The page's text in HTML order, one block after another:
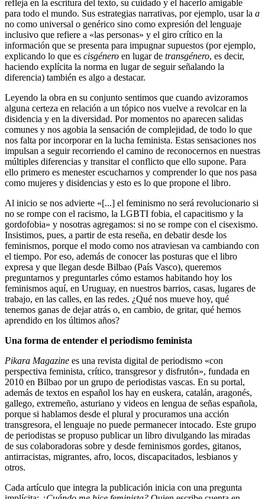
refleja en la escritura del texto, su cuidado y el hacerlo amigable
para todo el mundo. Sus estrategias narrativas, por ejemplo, usar la a
no como universal o genérico sino como expresión del lenguaje
inclusivo que refiere a «las personas» y el giro crítico en la
información que se presenta para impugnar supuestos (por ejemplo,
explicando lo que es cisgénero en lugar de transgénero, es decir,
haciendo explícita la norma en lugar de seguir señalando la
diferencia) también es algo a destacar.
Leyendo la obra en su conjunto sentimos que cuando avizoramos
alguna certeza en relación a un tópico nos vuelve a revolcar en la
disidencia y en la diversidad. Por momentos no aparecen salidas
comunes y nos agobia la sensación de complejidad, de todo lo que
nos falta por incorporar en la lucha feminista. Estas sensaciones nos
impulsan a seguir recorriendo el camino de reconocernos en nuestras
múltiples diferencias y transitar el conflicto que ello supone. Para
ello primero es menester escucharnos y comprender lo que nos pasa
como mujeres y disidencias y esto es lo que propone el libro.
Al inicio se nos advierte «[...] el feminismo no será revolucionario si
no se rompe con el racismo, la LGBTI fobia, el capacitismo y la
gordofobia» y nosotras agregamos: si no se rompe con el cisexismo.
Insistimos, pues, a partir de esta reseña, en debatir desde los
feminismos, porque el modo como nos atraviesan va cambiando con
el tiempo. Por eso, además de conocer las posturas que el libro
expresa y que llegan desde Bilbao (País Vasco), queremos
preguntarnos y preguntarles cómo estamos habitando hoy los
feminismos aquí, en Uruguay, en nuestros barrios, casas, lugares de
trabajo, en las calles, en las redes. ¿Qué nos mueve hoy, qué
tenemos ganas de dejar atrás o, en cambio, de gritar, qué hemos
aprendido en los últimos años?
Una forma de entender el periodismo feminista
Pikara Magazine es una revista digital de periodismo «con
perspectiva feminista, crítico, transgresor y disfrutón», fundada en
2010 en Bilbao por un grupo de periodistas vascas. En su portal,
además de textos en español los hay en euskera, catalán, aragonés,
gallego, extremeño, asturiano y videos en lengua de señas española,
porque si hablamos desde el plural y procuramos una acción
transgresora, el lenguaje no puede permanecer intocado. Este grupo
de periodistas se propuso publicar un libro divulgando las miradas
de sus colaboradoras sobre y desde feminismos gordes, gitanos,
antirracistas, migrantes, afro, locos, discapacitados, lesbianos y
otros.
Cada artículo que integra la publicación inicia con una pregunta